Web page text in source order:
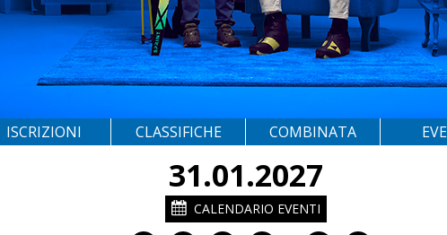
ISCRIZIONI CLASSIFICHE COMBINATA
31.01.2027
CALENDARIO EVENTI